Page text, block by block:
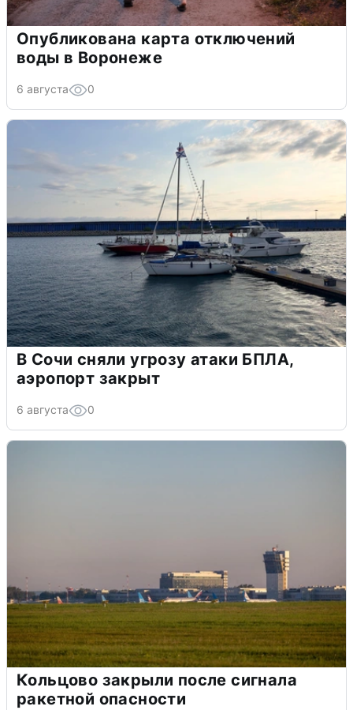
Опубликована карта отключений
воды в Воронеже
6 августа 0
В Сочи сняли угрозу атаки БПЛА,
аэропорт закрыт
6 августа 0
Кольцово закрыли после сигнала
ракетной опасности